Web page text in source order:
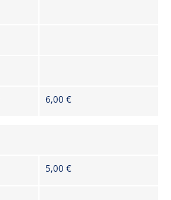
6,00 €
5,00 €